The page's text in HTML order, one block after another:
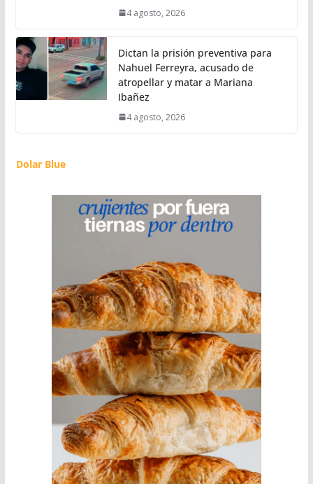
4 agosto, 2026
Dictan la prisión preventiva para
Nahuel Ferreyra, acusado de
atropellar y matar a Mariana
Ibañez
4 agosto, 2026
Dolar Blue